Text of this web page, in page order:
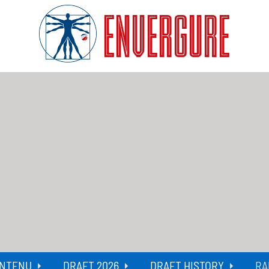
ENVERGURE
DRAFT 2026 DRAFT HISTORY